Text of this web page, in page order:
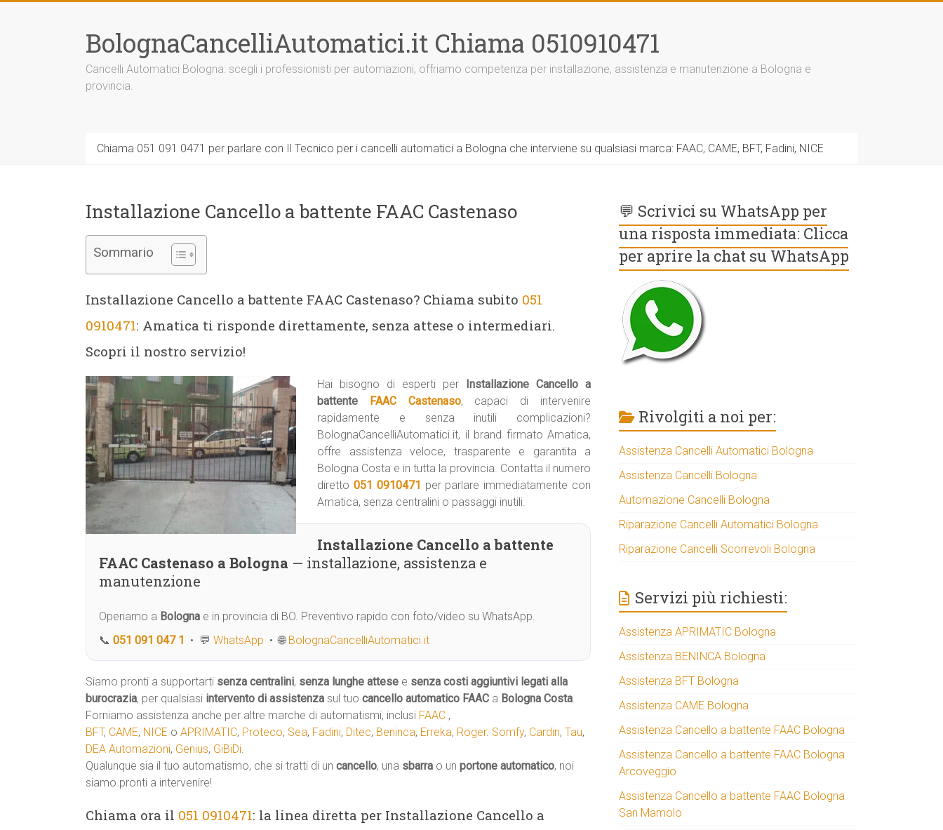
BolognaCancelliAutomatici.it Chiama 0510910471
Cancelli Automatici Bologna: scegli i professionisti per automazioni, offriamo competenza per installazione, assistenza e manutenzione a Bologna e
provincia.
Chiama 051 091 0471 per parlare con Il Tecnico per i cancelli automatici a Bologna che interviene su qualsiasi marca: FAAC, CAME, BFT, Fadini, NICE
Installazione Cancello a battente FAAC Castenaso
Sommario
Installazione Cancello a battente FAAC Castenaso? Chiama subito 051
0910471: Amatica ti risponde direttamente, senza attese o intermediari.
Scopri il nostro servizio!
Hai bisogno di esperti per
Installazione Cancello a
battente FAAC Castenaso, capaci di intervenire
rapidamente e senza inutili complicazioni?
BolognaCancelliAutomatici.it, il brand firmato Amatica,
offre assistenza veloce, trasparente e garantita a
Bologna Costa e in tutta la provincia. Contatta il numero
diretto 051 0910471 per parlare immediatamente con
Amatica, senza centralini o passaggi inutili.
Installazione Cancello a battente
FAAC Castenaso a Bologna — installazione, assistenza e
manutenzione
Operiamo a Bologna e in provincia di BO. Preventivo rapido con foto/video su WhatsApp.
📞 051 091 047 1 • 💬 WhatsApp • 🌐 BolognaCancelliAutomatici.it
Siamo pronti a supportarti senza centralini, senza lunghe attese e senza costi aggiuntivi legati alla
burocrazia, per qualsiasi intervento di assistenza sul tuo cancello automatico FAAC a Bologna Costa.
Forniamo assistenza anche per altre marche di automatismi, inclusi FAAC ,
BFT, CAME, NICE o APRIMATIC, Proteco, Sea, Fadini, Ditec, Beninca, Erreka, Roger. Somfy, Cardin, Tau,
DEA Automazioni, Genius, GiBiDi.
Qualunque sia il tuo automatismo, che si tratti di un cancello, una sbarra o un portone automatico, noi
siamo pronti a intervenire!
Chiama ora il 051 0910471: la linea diretta per Installazione Cancello a
💬 Scrivici su WhatsApp per
una risposta immediata: Clicca
per aprire la chat su WhatsApp
Rivolgiti a noi per:
Assistenza Cancelli Automatici Bologna
Assistenza Cancelli Bologna
Automazione Cancelli Bologna
Riparazione Cancelli Automatici Bologna
Riparazione Cancelli Scorrevoli Bologna
Servizi più richiesti:
Assistenza APRIMATIC Bologna
Assistenza BENINCA Bologna
Assistenza BFT Bologna
Assistenza CAME Bologna
Assistenza Cancello a battente FAAC Bologna
Assistenza Cancello a battente FAAC Bologna
Arcoveggio
Assistenza Cancello a battente FAAC Bologna
San Mamolo